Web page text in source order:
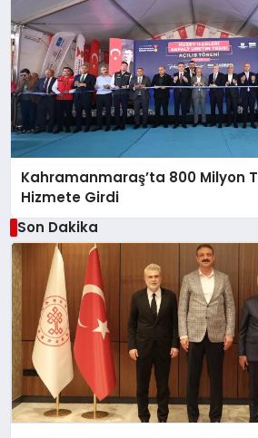
Kahramanmaraş’ta 800 Milyon
Hizmete Girdi
Son Dakika